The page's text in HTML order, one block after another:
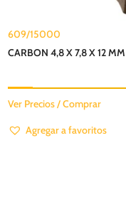
609/15000
Ver Precios / Comprar
Agregar a favoritos